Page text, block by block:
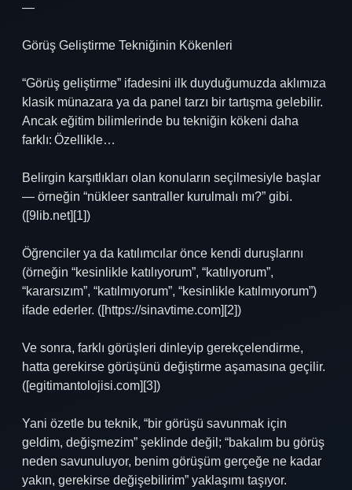
—
Görüş Geliştirme Tekniğinin Kökenleri
“Görüş geliştirme” ifadesini ilk duyduğumuzda aklımıza
klasik münazara ya da panel tarzı bir tartışma gelebilir.
Ancak eğitim bilimlerinde bu tekniğin kökeni daha
farklı: Özellikle…
Belirgin karşıtlıkları olan konuların seçilmesiyle başlar
— örneğin “nükleer santraller kurulmalı mı?” gibi.
([9lib.net][1])
Öğrenciler ya da katılımcılar önce kendi duruşlarını
(örneğin “kesinlikle katılıyorum”, “katılıyorum”,
“kararsızım”, “katılmıyorum”, “kesinlikle katılmıyorum”)
ifade ederler. ([https://sinavtime.com][2])
Ve sonra, farklı görüşleri dinleyip gerekçelendirme,
hatta gerekirse görüşünü değiştirme aşamasına geçilir.
([egitimantolojisi.com][3])
Yani özetle bu teknik, “bir görüşü savunmak için
geldim, değişmezim” şeklinde değil; “bakalım bu görüş
neden savunuluyor, benim görüşüm gerçeğe ne kadar
yakın, gerekirse değişebilirim” yaklaşımı taşıyor.